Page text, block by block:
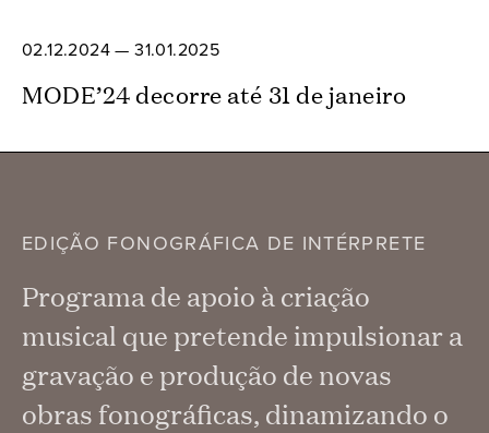
02.12.2024 — 31.01.2025
MODE’24 decorre até 31 de janeiro
EDIÇÃO FONOGRÁFICA DE INTÉRPRETE
Programa de apoio à criação
musical que pretende impulsionar a
gravação e produção de novas
obras fonográficas, dinamizando o